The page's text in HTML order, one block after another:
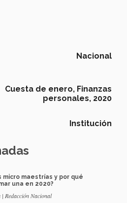
Nacional
Cuesta de enero, Finanzas
personales, 2020
Institución
micro maestrías y por qué
una en 2020?
Redacción Nacional